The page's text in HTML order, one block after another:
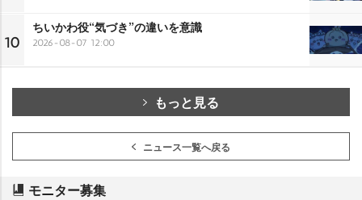
10
ちいかわ役“気づき”の違いを意識
2026-08-07 12:00
もっと見る
ニュース一覧へ戻る
モニター募集